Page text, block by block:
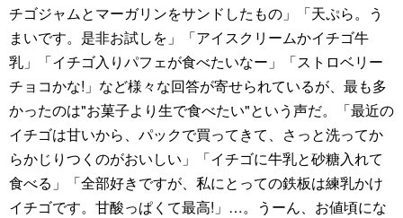
チゴジャムとマーガリンをサンドしたもの」「天ぷら。う
まいです。是非お試しを」「アイスクリームかイチゴ牛
乳」「イチゴ入りパフェが食べたいなー」「ストロベリー
チョコかな!」など様々な回答が寄せられているが、最も多
かったのは"お菓子より生で食べたい"という声だ。「最近の
イチゴは甘いから、パックで買ってきて、さっと洗ってか
らかじりつくのがおいしい」「イチゴに牛乳と砂糖入れて
食べる」「全部好きですが、私にとっての鉄板は練乳かけ
イチゴです。甘酸っぱくて最高!」…。うーん、お値頃にな